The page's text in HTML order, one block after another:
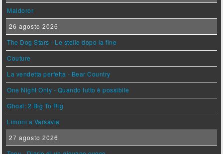
Maldoror
26 agosto 2026
The Dog Stars - Le stelle dopo la fine
Couture
La vendetta perfetta - Bear Country
One Night Only - Quando tutto è possibile
Ghost: 2 Big To Rig
Limoni a Varsavia
27 agosto 2026